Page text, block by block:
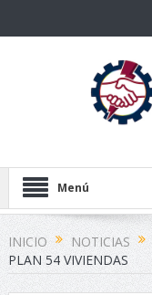
Menú
INICIO NOTICIAS
PLAN 54 VIVIENDAS